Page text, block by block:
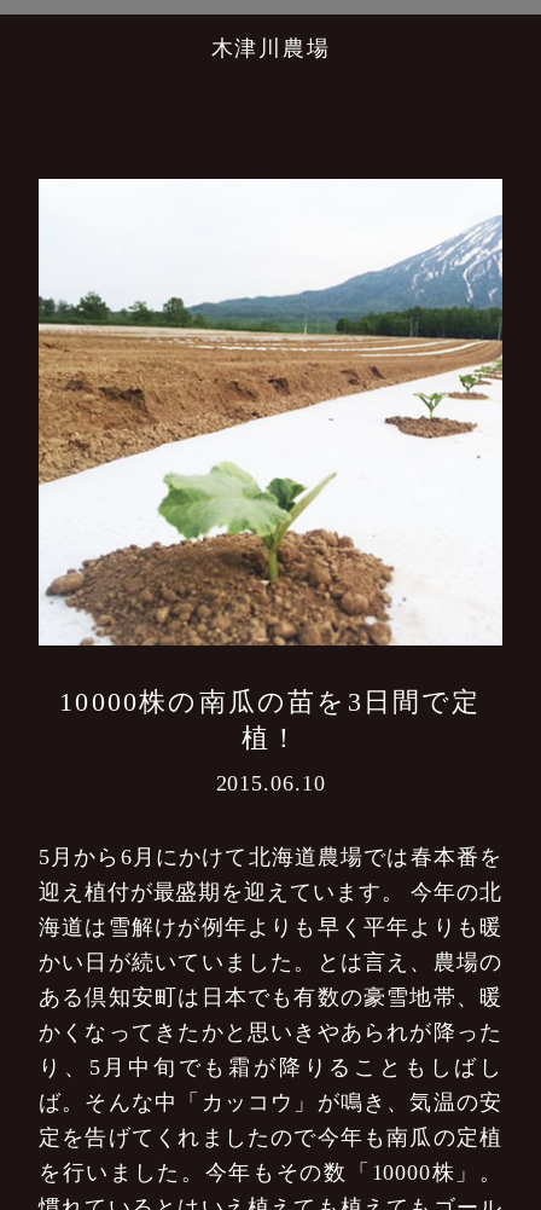
木津川農場
10000株の南瓜の苗を3日間で定
植！
2015.06.10
5月から6月にかけて北海道農場では春本番を
迎え植付が最盛期を迎えています。
今年の北
海道は雪解けが例年よりも早く平年よりも暖
かい日が続いていました。とは言え、農場の
ある倶知安町は日本でも有数の豪雪地帯、暖
かくなってきたかと思いきやあられが降った
り、5月中旬でも霜が降りることもしばし
ば。そんな中「カッコウ」が鳴き、気温の安
定を告げてくれましたので今年も南瓜の定植
を行いました。今年もその数「10000株」。